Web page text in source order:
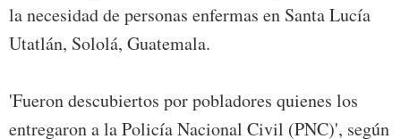
la necesidad de personas enfermas en Santa Lucía
Utatlán, Sololá, Guatemala.
'Fueron descubiertos por pobladores quienes los
entregaron a la Policía Nacional Civil (PNC)', según